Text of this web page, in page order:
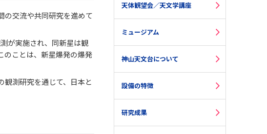
の交流や共同研究を進めて
が実施され、同新星は観
のことは、新星爆発の爆発
測研究を通じて、日本と
天体観望会／天文学講座
ミュージアム
神山天文台について
設備の特徴
研究成果